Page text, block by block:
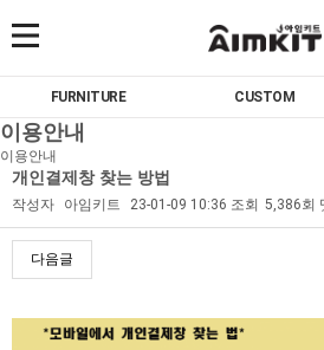
FURNITURE CUSTOM
이용안내
이용안내
개인결제창 찾는 방법
작성자 아임키트 23-01-09 10:36 조회 5,386회
다음글
본문